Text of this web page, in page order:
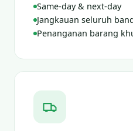
Same-day & next-day
Jangkauan seluruh
Penanganan barang